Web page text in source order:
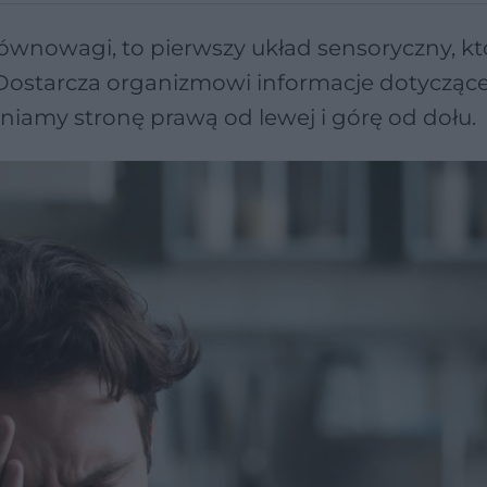
to pierwszy układ sensoryczny,
organizmowi informacje
stronę prawą od lewej i górę od dołu.